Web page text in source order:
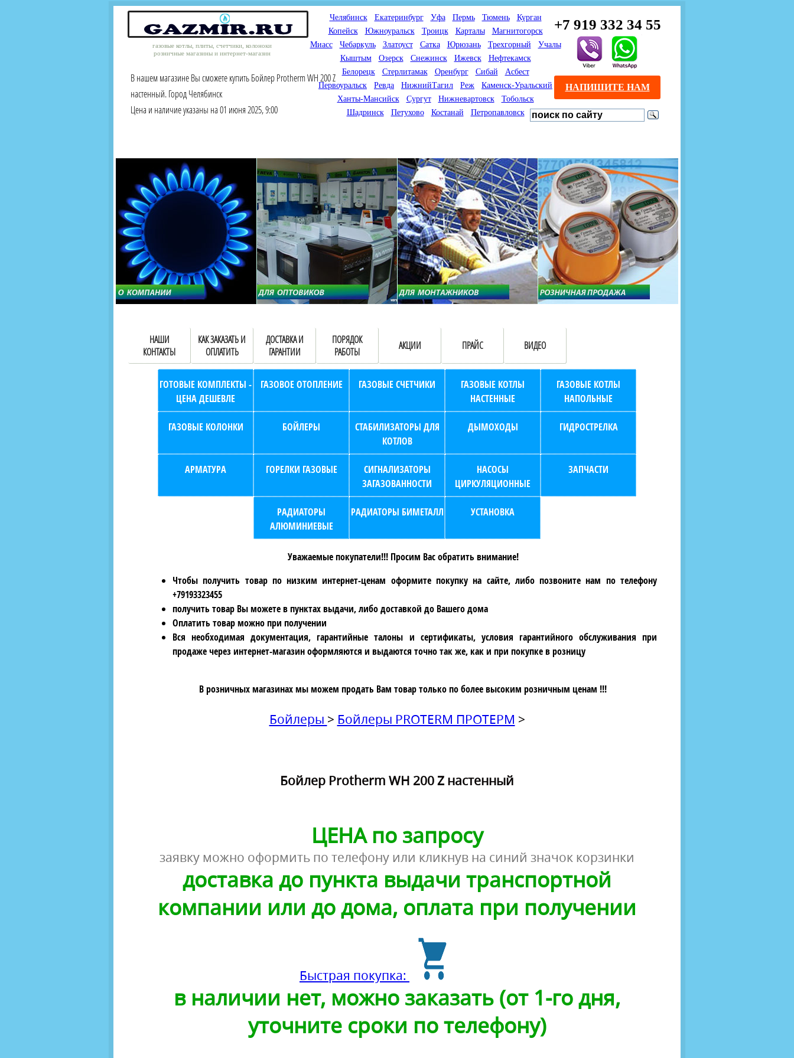
газовые котлы, плиты, счетчики, колоноки
розничные магазины и интернет-магазин
+7 919 332 34 55
Челябинск Екатеринбург Уфа Пермь Тюмень
Курган
Копейск
Южноуральск Троицк Карталы
Магнитогорск
Миасс
Чебаркуль Златоуст Сатка Юрюзань Трехгорный
Учалы
Кыштым
Озерск Снежинск Ижевск
Нефтекамск
Белорецк
Стерлитамак Оренбург Сибай
Асбест
Первоуральск
Ревда НижнийТагил Реж
Каменск-Уральский
Ханты-Мансийск
Сургут Нижневартовск
Тобольск
Шадринск
Петухово Костанай Петропавловск
В нашем магазине Вы сможете купить Бойлер Protherm WH 200 Z
настенный. Город Челябинск
Цена и наличие указаны на 01 июня 2025, 9:00
НАПИШИТЕ НАМ
Мы продаем газовые котлы
для отопления,
водонагреватели, счетчики
газа с доставкой по городам
России и Казахстана
Мы специализируемся на
снабжении магазинов
газового оборудования.
Предлагаем полный
ассортимент товара для
открытия магазина газового
оборудования в Вашем
городе. Мы знаем что будет
продаваться.
Предлагаем взаимовыгодное
сотрудничество
монтажникам газового
оборудования. Если Вы
занимаетесь установкой
газового оборудования, мы
предлагаем Вам оптовые
цены и документарное
сопровождение Ваших
продаж (берем всю
бухгалтерию "на себя")
НАШИ
КОНТАКТЫ
КАК ЗАКАЗАТЬ И
ОПЛАТИТЬ
ДОСТАВКА И
ГАРАНТИИ
ПОРЯДОК
РАБОТЫ
АКЦИИ ПРАЙС ВИДЕО
ГОТОВЫЕ КОМПЛЕКТЫ -
ЦЕНА ДЕШЕВЛЕ
ГАЗОВОЕ ОТОПЛЕНИЕ ГАЗОВЫЕ СЧЕТЧИКИ
ГАЗОВЫЕ КОТЛЫ
НАСТЕННЫЕ
ГАЗОВЫЕ КОТЛЫ
НАПОЛЬНЫЕ
ГАЗОВЫЕ КОЛОНКИ БОЙЛЕРЫ
СТАБИЛИЗАТОРЫ ДЛЯ
КОТЛОВ
ДЫМОХОДЫ ГИДРОСТРЕЛКА
АРМАТУРА ГОРЕЛКИ ГАЗОВЫЕ
СИГНАЛИЗАТОРЫ
ЗАГАЗОВАННОСТИ
НАСОСЫ
ЦИРКУЛЯЦИОННЫЕ
ЗАПЧАСТИ
РАДИАТОРЫ
АЛЮМИНИЕВЫЕ
РАДИАТОРЫ БИМЕТАЛЛ УСТАНОВКА
Уважаемые покупатели!!! Просим Вас обратить внимание!
Чтобы получить товар по низким интернет-ценам оформите покупку на сайте, либо позвоните нам по телефону
+79193323455
получить товар Вы можете в пунктах выдачи, либо доставкой до Вашего дома
Оплатить товар можно при получении
Вся необходимая документация, гарантийные талоны и сертификаты, условия гарантийного обслуживания при
продаже через интернет-магазин оформляются и выдаются точно так же, как и при покупке в розницу
В розничных магазинах мы можем продать Вам товар только по более высоким розничным ценам !!!
Бойлеры > Бойлеры PROTERM ПРОТЕРМ >
Бойлер Protherm WH 200 Z настенный
ЦЕНА по запросу
заявку можно оформить по телефону или кликнув на синий значок корзинки
доставка до пункта выдачи транспортной
компании или до дома, оплата при получении
Быстрая покупка:
в наличии нет, можно заказать (от 1-го дня,
уточните сроки по телефону)